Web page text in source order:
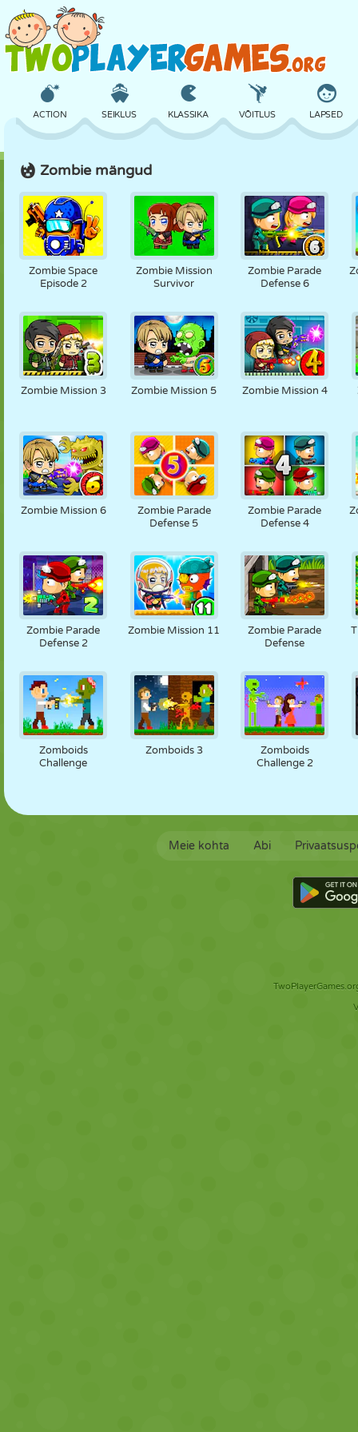
ACTION SEIKLUS KLASSIKA VÕITLUS LAPSED
LOSS CRAZY KAITSE DINOSAURUS
TÜDRUK HÜPPAMINE MATEMAATIKA LABÜRINT
NUKK REAKTSIOON RETRO ROBOT
STRATEEGIA TANK TENNIS
TRIPS-TRAPS-
TRULL
Zombie mängud
Zombie Space
Episode 2
Zombie Mission
Survivor
Zombie Parade
Defense 6
Zombie Mission 3 Zombie Mission 5 Zombie Mission 4
Zombie Mission 6
Zombie Parade
Defense 5
Zombie Parade
Defense 4
Zombie Parade
Defense 2
Zombie Mission 11
Zombie Parade
Defense
Zomboids
Challenge
Zomboids 3
Zomboids
Challenge 2
Meie kohta Abi